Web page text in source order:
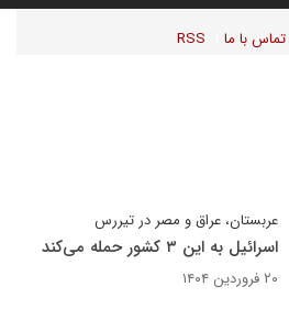
تماس با ما RSS
عربستان، عراق و مصر در تیررس
اسرائیل به این ۳ کشور حمله می‌کند
۲۰ فروردین ۱۴۰۴